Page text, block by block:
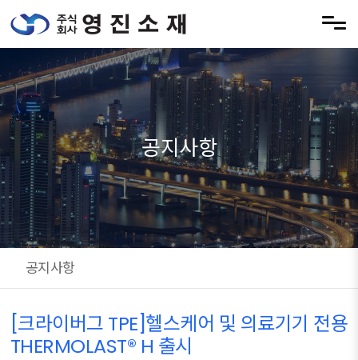
메뉴 건너뛰기
공지사항
공지사항
[크라이버그 TPE]헬스케어 및 의료기기 전용
THERMOLAST® H 출시